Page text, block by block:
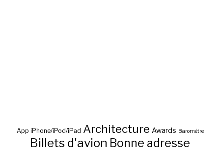
App iPhone/iPod/iPad Architecture Awards Baromètre
Billets d'avion Bonne adresse